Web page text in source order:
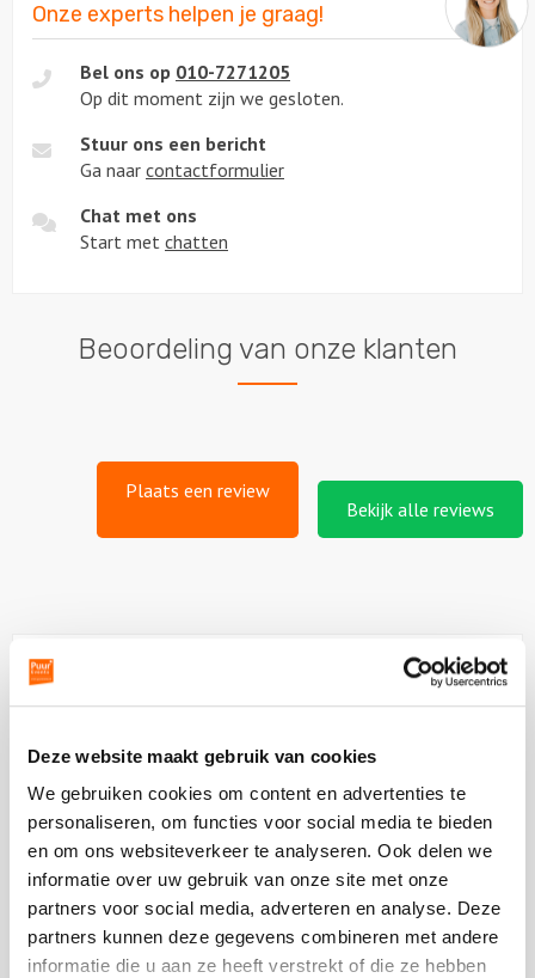
Deze website maakt gebruik van cookies
We gebruiken cookies om content en advertenties te
personaliseren, om functies voor social media te bieden
en om ons websiteverkeer te analyseren. Ook delen we
informatie over uw gebruik van onze site met onze
partners voor social media, adverteren en analyse. Deze
partners kunnen deze gegevens combineren met andere
informatie die u aan ze heeft verstrekt of die ze hebben
Onze experts helpen je graag!
Bel ons op 010-7271205
Op dit moment zijn we gesloten.
Stuur ons een bericht
Ga naar contactformulier
Chat met ons
Start met chatten
Beoordeling van onze klanten
Plaats een review
Bekijk alle reviews
Vergelijkbare uitjes
Bekijk
Humphrey’s
Rotterdam
Bekijk
Humphrey’s
Rotterdam